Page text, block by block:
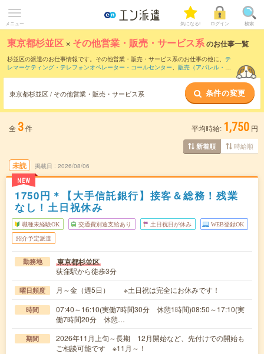
メニュー 気になる! ログイン 検索
東京都杉並区 × その他営業・販売・サービス系のお仕事一覧
杉並区の派遣のお仕事情報です。その他営業・販売・サービス系のお仕事の他に、 テ
レマーケティング・テレフォンオペレーター・コールセンター、 販売（アパレル・フ
などのこだわり条件で絞り込ん
でいただけます。
東京都杉並区 / その他営業・販売・サービス系 条件の変更
全 3件 平均時給: 1,750 円
新着順 時給順
未読
NEW
掲載日 2026/08/06
1750円＊【大手信託銀行】接客＆総務！残業
なし！土日祝休み
職種未経験OK 交通費別途支給あり 土日祝日が休み WEB登録OK
紹介予定派遣
勤務地 東京都杉並区
荻窪駅から徒歩3分
曜日頻度 月～金（週5日） ※土日祝は完全にお休みです！
時間
07:40～16:10(実働7時間30分 休憩1時間)08:50～17:10(実
働7時間20分 休憩…
期間
2026年11月上旬～長期 12月開始など、先付けでの開始も
ご相談可能です ※11月～！